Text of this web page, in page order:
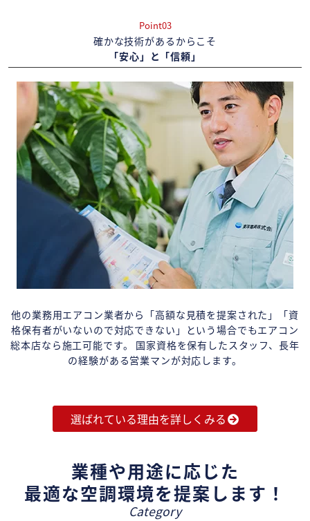
Point03
確かな技術があるからこそ
「安心」と「信頼」
他の業務用エアコン業者から「高額な見積を提案された」「資
格保有者がいないので対応できない」という場合でもエアコン
総本店なら施工可能です。 国家資格を保有したスタッフ、長年
の経験がある営業マンが対応します。
選ばれている理由を詳しくみる
業種や用途に応じた
最適な空調環境を提案します！
Category